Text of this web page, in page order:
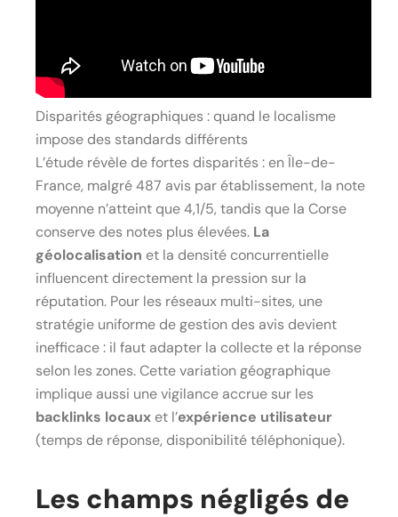
Disparités géographiques : quand le localisme
impose des standards différents
L’étude révèle de fortes disparités : en Île-de-
France, malgré 487 avis par établissement, la note
moyenne n’atteint que 4,1/5, tandis que la Corse
conserve des notes plus élevées. La
géolocalisation et la densité concurrentielle
influencent directement la pression sur la
réputation. Pour les réseaux multi-sites, une
stratégie uniforme de gestion des avis devient
inefficace : il faut adapter la collecte et la réponse
selon les zones. Cette variation géographique
implique aussi une vigilance accrue sur les
backlinks locaux et l’expérience utilisateur
(temps de réponse, disponibilité téléphonique).
Les champs négligés de